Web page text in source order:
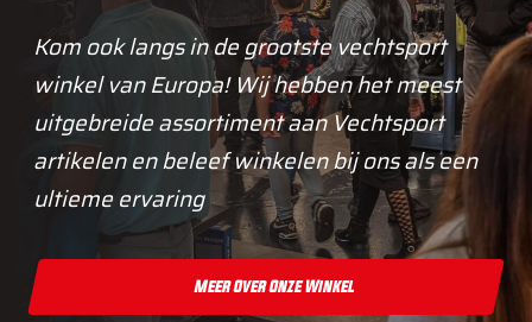
Kom ook langs in de grootste vechtsport
winkel van Europa! Wij hebben het meest
uitgebreide assortiment aan Vechtsport
artikelen en beleef winkelen bij ons als een
ultieme ervaring
Meer Over Onze Winkel